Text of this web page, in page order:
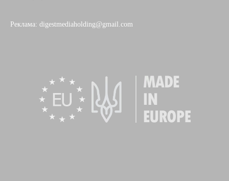
Реклама: digestmediaholding@gmail.com